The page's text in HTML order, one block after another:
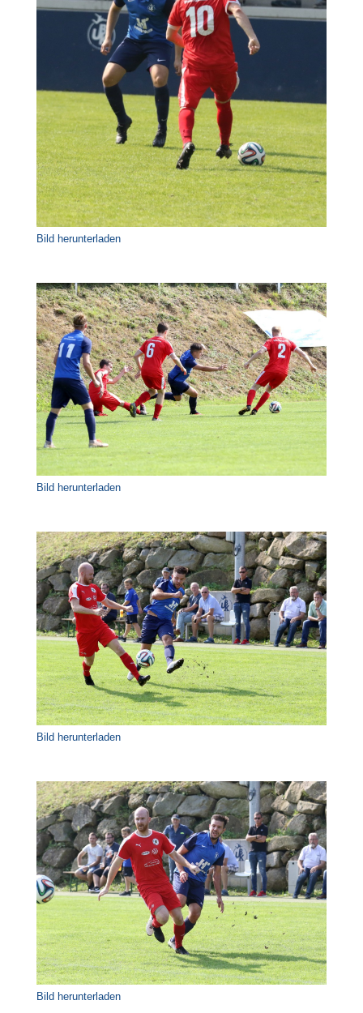
Bild herunterladen
Bild herunterladen
Bild herunterladen
Bild herunterladen